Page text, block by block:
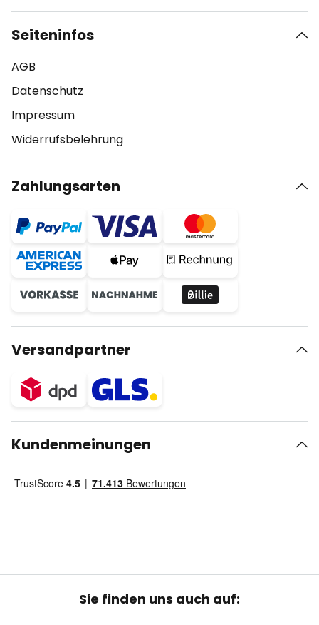
Seiteninfos
AGB
Datenschutz
Impressum
Widerrufsbelehrung
Zahlungsarten
Versandpartner
Kundenmeinungen
Sie finden uns auch auf: